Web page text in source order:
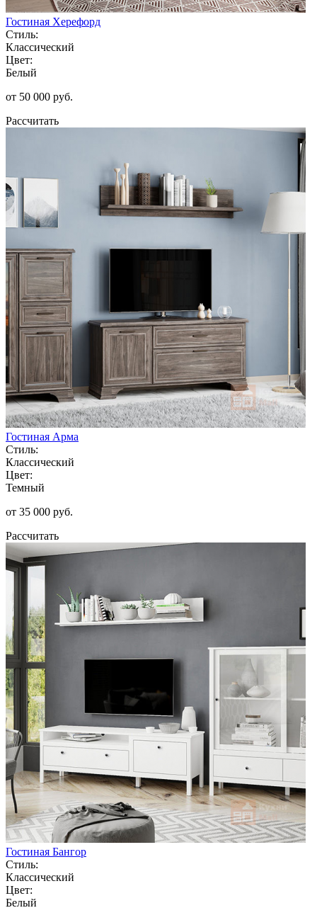
Гостиная Херефорд
Стиль:
Классический
Цвет:
Белый
от 50 000 руб.
Рассчитать
Гостиная Арма
Стиль:
Классический
Цвет:
Темный
от 35 000 руб.
Рассчитать
Гостиная Бангор
Стиль:
Классический
Цвет:
Белый